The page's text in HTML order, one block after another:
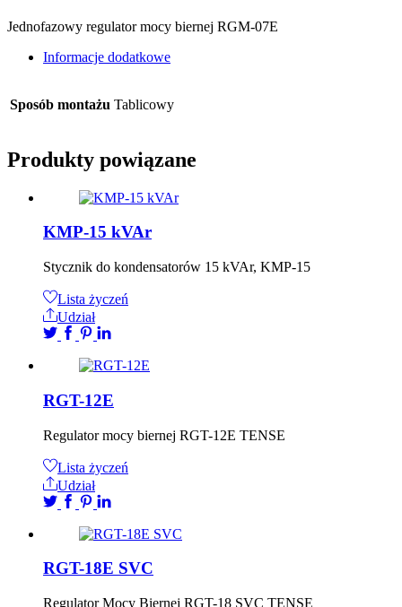
Jednofazowy regulator mocy biernej RGM-07E
Informacje dodatkowe
Sposób montażu Tablicowy
Produkty powiązane
KMP-15 kVAr
Stycznik do kondensatorów 15 kVAr, KMP-15
Lista życzeń
Udział
RGT-12E
Regulator mocy biernej RGT-12E TENSE
Lista życzeń
Udział
RGT-18E SVC
Regulator Mocy Biernej RGT-18 SVC TENSE